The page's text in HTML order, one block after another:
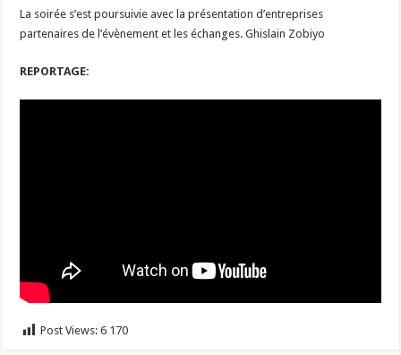
La soirée s’est poursuivie avec la présentation d’entreprises
partenaires de l’évènement et les échanges. Ghislain Zobiyo
REPORTAGE:
Post Views: 6 170